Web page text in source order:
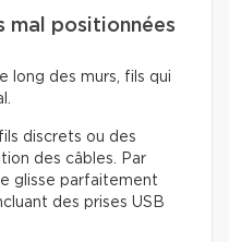
mal positionnées
long des murs, fils qui
discrets ou des
des câbles. Par
glisse parfaitement
des prises USB